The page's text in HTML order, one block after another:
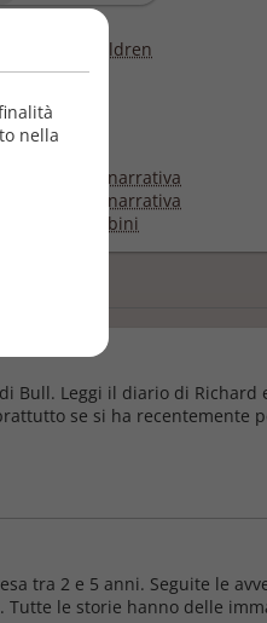
To Help Children
06/2018
Letteratura e narrativa
Letteratura e narrativa
Libri per bambini
Bull. Leggi il diario di Richard
se si ha recentemente
tra 2 e 5 anni. Seguite le
le storie hanno delle
nella